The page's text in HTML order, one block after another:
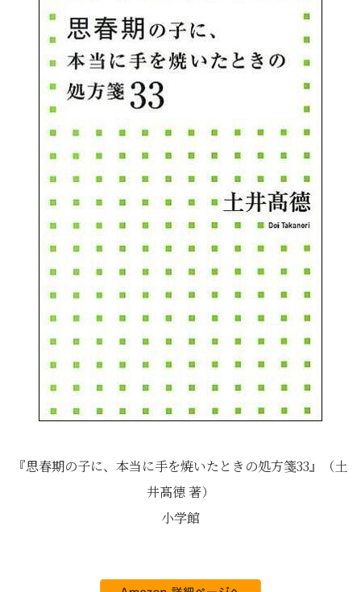
『思春期の子に、本当に手を焼いたときの処方箋33』（土
井髙德 著）
小学館